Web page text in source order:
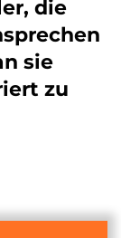
die
sie
zu